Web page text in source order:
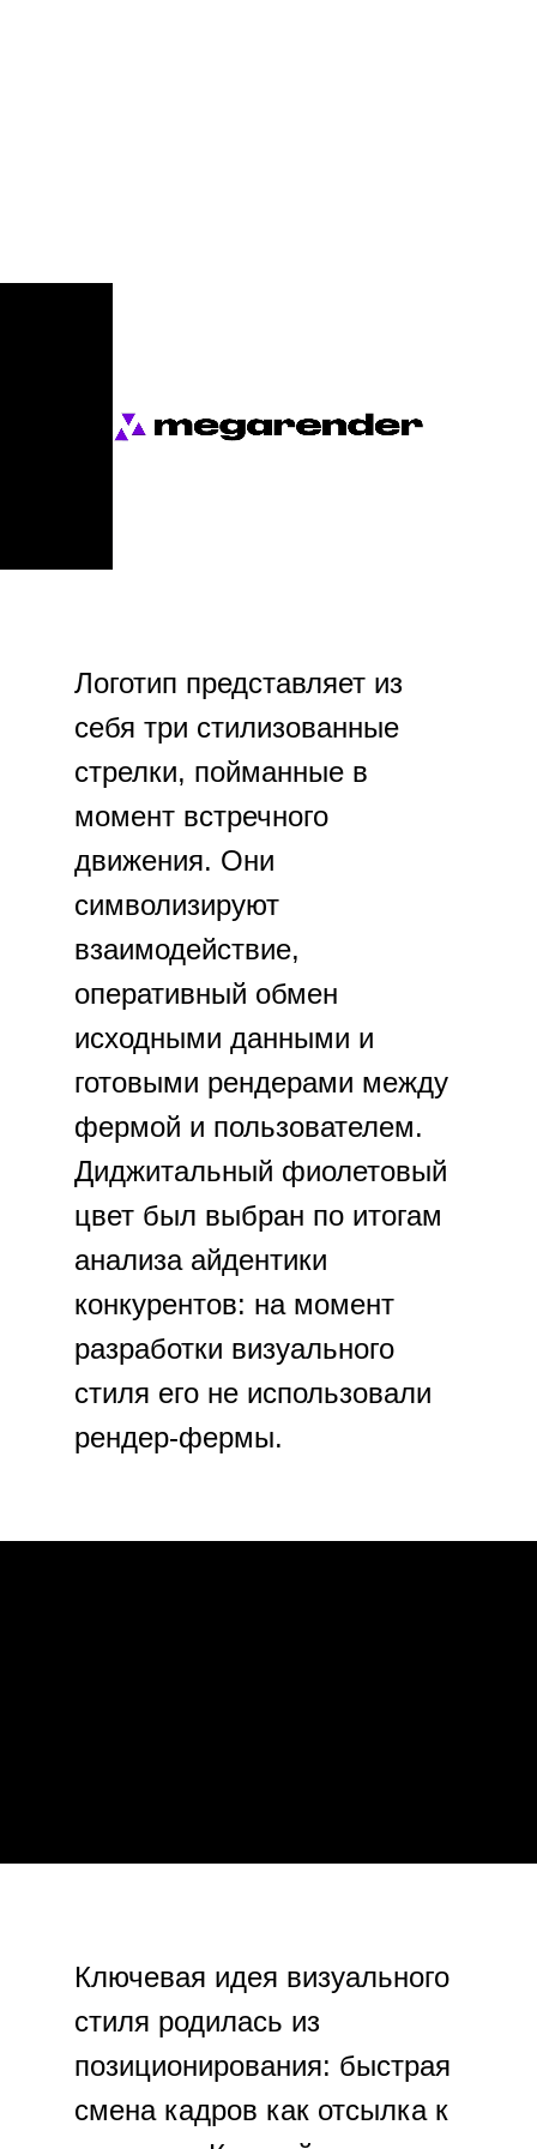
Логотип представляет из
себя три стилизованные
стрелки, пойманные в
момент встречного
движения. Они
символизируют
взаимодействие,
оперативный обмен
исходными данными и
готовыми рендерами между
фермой и пользователем.
Диджитальный фиолетовый
цвет был выбран по итогам
анализа айдентики
конкурентов: на момент
разработки визуального
стиля его не использовали
рендер-фермы.
Ключевая идея визуального
стиля родилась из
позиционирования: быстрая
смена кадров как отсылка к